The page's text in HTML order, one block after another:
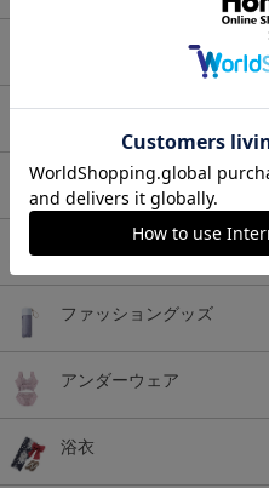
アウター
バッグ
ファッショングッズ
アンダーウェア
浴衣